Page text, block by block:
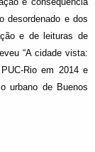
desordenado e dos
e de leituras de
“A cidade vista:
Rio em 2014 e
urbano de Buenos